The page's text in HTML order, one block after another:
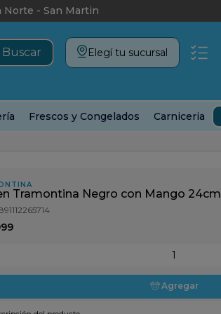
Norte - San Martin
Elegí tu sucursal
Frescos y Congelados Carniceria
Tramontina Negro con Mango 24cm
Agregar